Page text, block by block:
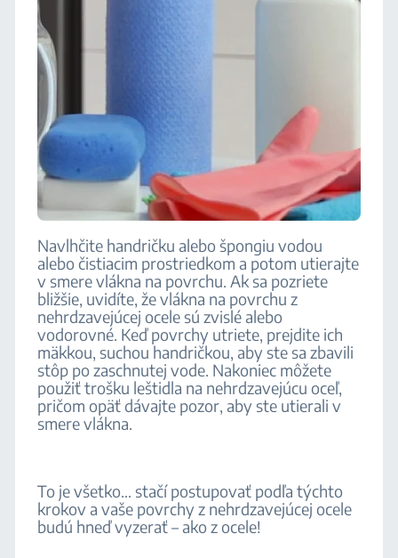
Navlhčite handričku alebo špongiu vodou
alebo čistiacim prostriedkom a potom utierajte
v smere vlákna na povrchu. Ak sa pozriete
bližšie, uvidíte, že vlákna na povrchu z
nehrdzavejúcej ocele sú zvislé alebo
vodorovné. Keď povrchy utriete, prejdite ich
mäkkou, suchou handričkou, aby ste sa zbavili
stôp po zaschnutej vode. Nakoniec môžete
použiť trošku leštidla na nehrdzavejúcu oceľ,
pričom opäť dávajte pozor, aby ste utierali v
smere vlákna.
To je všetko… stačí postupovať podľa týchto
krokov a vaše povrchy z nehrdzavejúcej ocele
budú hneď vyzerať – ako z ocele!